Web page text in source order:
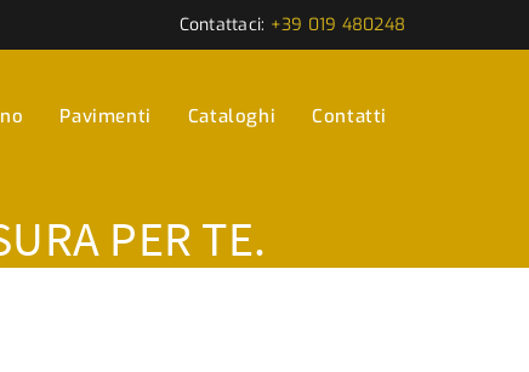
Contattaci: +39 019 480248
Pavimenti Cataloghi Contatti
PER TE.